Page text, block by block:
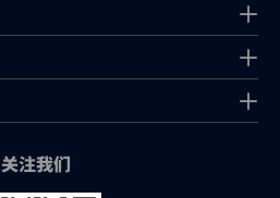
关注我们